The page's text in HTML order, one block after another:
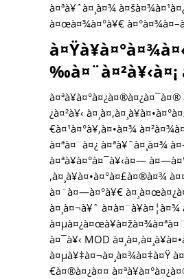
à¤ªà¥ˆà¤¸à¤¾
à¤œà¤¾à¤°à¥€
‰à¤¨à¤²à¥‹à¤¡
¿à¤²à¥‹
€à¤¹à¤°à¥‚à¤•à¤¾
à¤ªà¤¨à¤¿ à¤ªà¥ˆà¤¸à¤¾
à¤ªà¥à¤°à¤¯à¥‹à¤—
‚à¤¸à¥à¤•à¤°à¤£à¤®à¤¾
à¤¨à¤—à¤°à¥€
à¤¸à¤¬à¥ˆ à¤­à¤¨à¥à¤¦à¤¾
à¤µà¤¿à¤œà¥à¤žà¤¾à¤ªà¤¨
à¤¯à¥‹ MOD
à¤µà¥‡à¤¬à¤¸à¤¾à¤‡à¤Ÿ
€à¤®à¤¿à¤¤